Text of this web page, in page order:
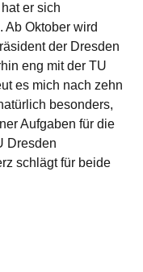
er sich
Ab Oktober wird
der Dresden
eng mit der TU
es mich nach zehn
besonders,
Aufgaben für die
Dresden
schlägt für beide